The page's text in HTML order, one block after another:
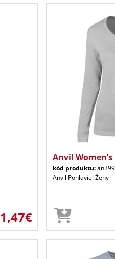
1,47€
Anvil
kód produktu:
Anvil Pohlavie: Ženy